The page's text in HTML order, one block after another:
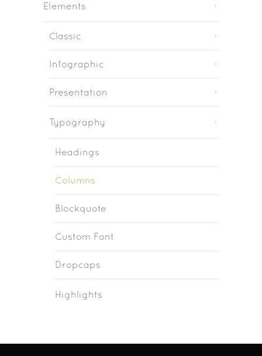
Elements
Classic
Infographic
Presentation
Typography
Headings
Columns
Blockquote
Custom Font
Dropcaps
Highlights